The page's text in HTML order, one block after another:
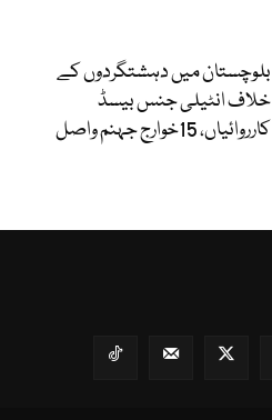
بلوچستان میں دہشتگردوں کے
خلاف انٹیلی جنس بیسڈ
کارروائیاں، 15خوارج جہنم واصل